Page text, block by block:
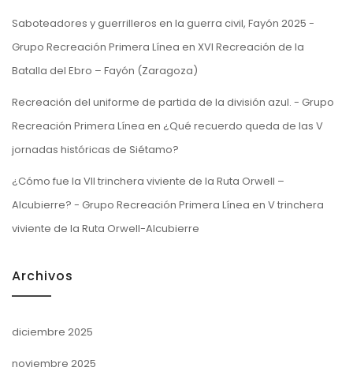
Saboteadores y guerrilleros en la guerra civil, Fayón 2025 -
Grupo Recreación Primera Línea en XVI Recreación de la
Batalla del Ebro – Fayón (Zaragoza)
Recreación del uniforme de partida de la división azul. - Grupo
Recreación Primera Línea en ¿Qué recuerdo queda de las V
jornadas históricas de Siétamo?
¿Cómo fue la VII trinchera viviente de la Ruta Orwell –
Alcubierre? - Grupo Recreación Primera Línea en V trinchera
viviente de la Ruta Orwell-Alcubierre
Archivos
diciembre 2025
noviembre 2025